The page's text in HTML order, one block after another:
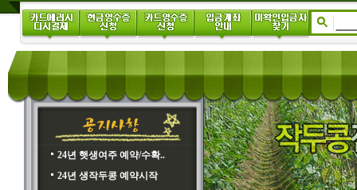
24년 햇생여주 예약/수확..
24년 생작두콩 예약시작